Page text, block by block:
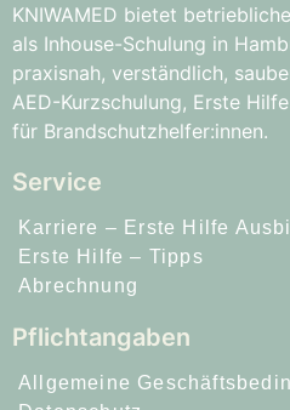
KNIWAMED bietet
als Inhouse-Schulung in
praxisnah, verständlich,
AED-Kurzschulung, Erste
für Brandschutzhelfer:innen.
Service
Karriere – Erste Hilfe
Erste Hilfe – Tipps
Abrechnung
Pflichtangaben
Allgemeine